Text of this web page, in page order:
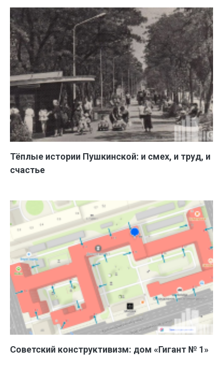
Тёплые истории Пушкинской: и смех, и труд, и
счастье
Советский конструктивизм: дом «Гигант № 1»